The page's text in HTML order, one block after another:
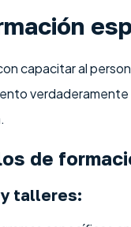
capacitar al
verdaderamente
de
talleres: